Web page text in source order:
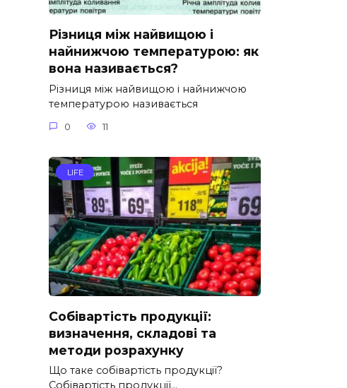
Різниця між найвищою і
найнижчою температурою: як
вона називається?
Різниця між найвищою і найнижчою
температурою називається
0 11
LIFE
Собівартість продукції:
визначення, складові та
методи розрахунку
Що таке собівартість продукції?
Собівартість продукції…